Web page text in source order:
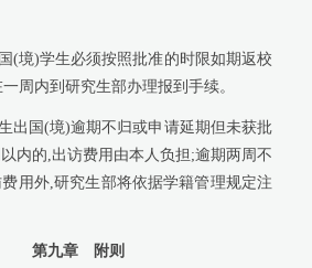
(境)学生必须按照批准的时限如期返校
周内到研究生部办理报到手续。
出国(境)逾期不归或申请延期但未获批
内的,出访费用由本人负担;逾期两周不
用外,研究生部将依据学籍管理规定注
第九章 附则